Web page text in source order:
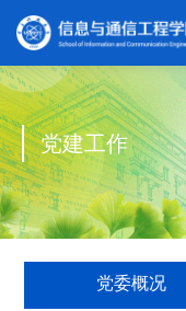
党建工作
党委概况